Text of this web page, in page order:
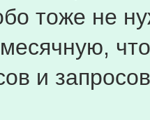
тоже не
и